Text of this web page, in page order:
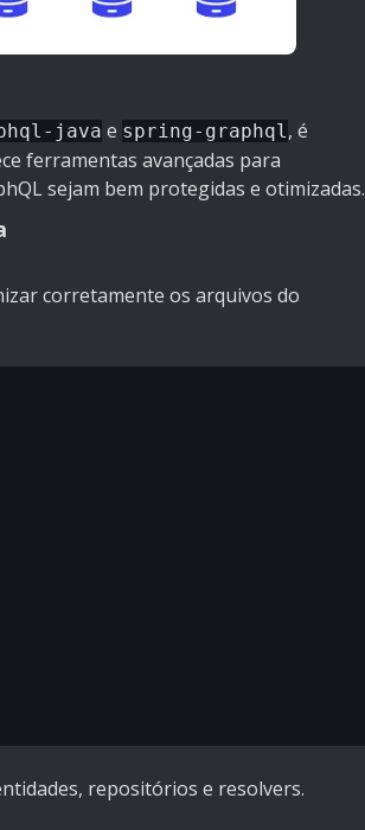
java e spring-graphql, é
ferramentas avançadas para
sejam bem protegidas e otimizadas.
corretamente os arquivos do
repositórios e resolvers.